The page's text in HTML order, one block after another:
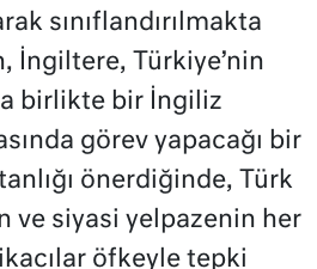
sınıflandırılmakta
İngiltere, Türkiye’nin
birlikte bir İngiliz
görev yapacağı bir
önerdiğinde, Türk
ve siyasi yelpazenin her
öfkeyle tepki